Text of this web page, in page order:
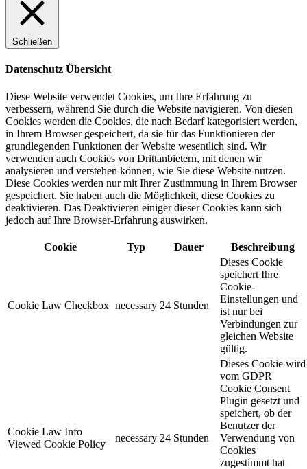
Schließen
Datenschutz Übersicht
Diese Website verwendet Cookies, um Ihre Erfahrung zu
verbessern, während Sie durch die Website navigieren. Von diesen
Cookies werden die Cookies, die nach Bedarf kategorisiert werden,
in Ihrem Browser gespeichert, da sie für das Funktionieren der
grundlegenden Funktionen der Website wesentlich sind. Wir
verwenden auch Cookies von Drittanbietern, mit denen wir
analysieren und verstehen können, wie Sie diese Website nutzen.
Diese Cookies werden nur mit Ihrer Zustimmung in Ihrem Browser
gespeichert. Sie haben auch die Möglichkeit, diese Cookies zu
deaktivieren. Das Deaktivieren einiger dieser Cookies kann sich
jedoch auf Ihre Browser-Erfahrung auswirken.
Cookie Typ Dauer Beschreibung
Cookie Law Checkbox necessary 24 Stunden
Dieses Cookie
speichert Ihre
Cookie-
Einstellungen und
ist nur bei
Verbindungen zur
gleichen Website
gültig.
Cookie Law Info
Viewed Cookie Policy
necessary 24 Stunden
Dieses Cookie wird
vom GDPR
Cookie Consent
Plugin gesetzt und
speichert, ob der
Benutzer der
Verwendung von
Cookies
zugestimmt hat